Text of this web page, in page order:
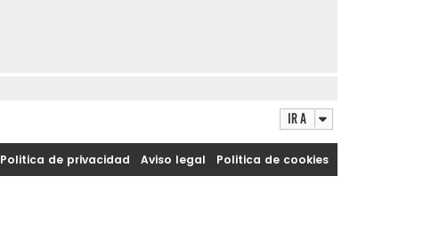
Ir a
Politica de privacidad Aviso legal Politica de cookies